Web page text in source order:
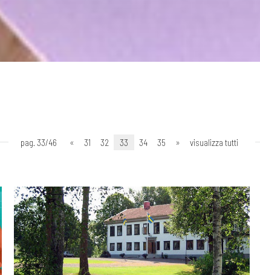
pag. 33/46 « 31 32 33 34 35 » visualizza tutti